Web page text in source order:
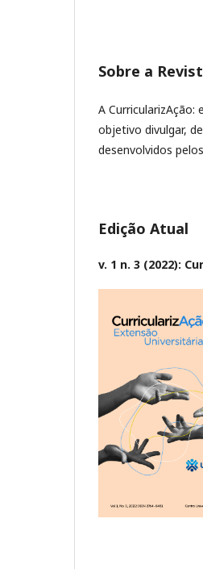
Sobre a
A
objetivo divulgar,
desenvolvidos
Edição Atual
v. 1 n. 3 (2022):